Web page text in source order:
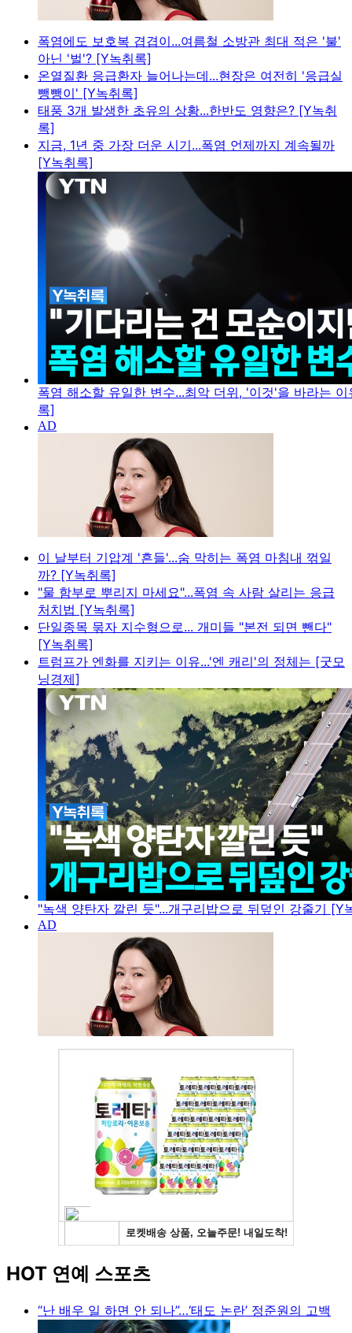
폭염에도 보호복 겹겹이...여름철 소방관 최대 적은 '불'
아닌 '벌'? [Y녹취록]
온열질환 응급환자 늘어나는데...현장은 여전히 '응급실
뺑뺑이' [Y녹취록]
태풍 3개 발생한 초유의 상황...한반도 영향은? [Y녹취
록]
지금, 1년 중 가장 더운 시기...폭염 언제까지 계속될까
[Y녹취록]
폭염 해소할 유일한 변수...최악 더위, '이것'을 바라는
록]
이 날부터 기압계 '흔들'...숨 막히는 폭염 마침내 꺾일
까? [Y녹취록]
"물 함부로 뿌리지 마세요"...폭염 속 사람 살리는 응급
처치법 [Y녹취록]
단일종목 묶자 지수형으로... 개미들 "본전 되면 뺀다"
[Y녹취록]
트럼프가 엔화를 지키는 이유...'엔 캐리'의 정체는 [굿모
닝경제]
"녹색 양탄자 깔린 듯"...개구리밥으로 뒤덮인 강줄기 [Y
HOT 연예 스포츠
“난 배우 일 하면 안 되나”…‘태도 논란’ 정준원의 고백